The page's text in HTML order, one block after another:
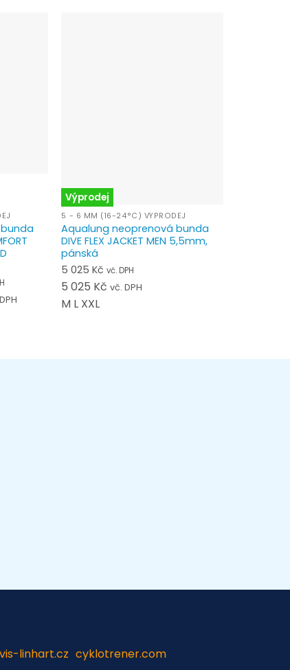
Výprodej
5 - 6 MM (16-24°C) VÝPRODEJ
Aqualung neoprenová bunda
DIVE FLEX JACKET MEN 5,5mm,
pánská
5 025Kč vč. DPH
5 025 Kč vč. DPH
M L XXL
linhart.cz cyklotrener.com